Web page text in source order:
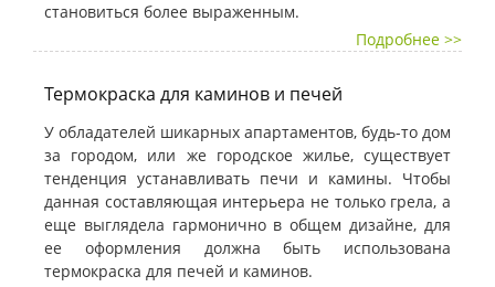
становиться более выраженным.
Подробнее >>
Термокраска для каминов и печей
У обладателей шикарных апартаментов, будь-то дом
за городом, или же городское жилье, существует
тенденция устанавливать печи и камины. Чтобы
данная составляющая интерьера не только грела, а
еще выглядела гармонично в общем дизайне, для
ее оформления должна быть использована
термокраска для печей и каминов.